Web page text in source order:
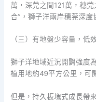
萬，深莞之間121萬，穗
合”，獅子洋兩岸穗莞深度
（三）有地盤少容量，低
獅子洋地域近況開闢強度
植用地約49平方公里，可
但是，持久板塊式成長帶